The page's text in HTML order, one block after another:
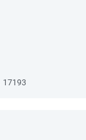
17193